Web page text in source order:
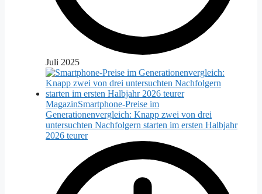
Juli 2025
MagazinSmartphone-Preise im
Generationenvergleich: Knapp zwei von drei
untersuchten Nachfolgern starten im ersten Halbjahr
2026 teurer